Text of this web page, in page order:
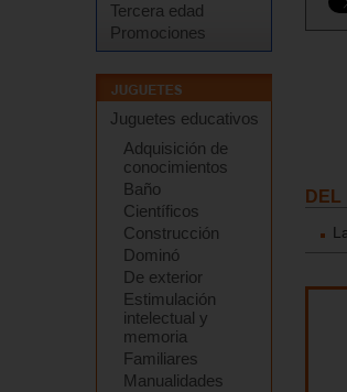
Tercera edad
Promociones
Juguetes educativos
Adquisición de
conocimientos
Baño
Científicos
Construcción
Dominó
De exterior
Estimulación
intelectual y
memoria
Familiares
Manualidades
DEL